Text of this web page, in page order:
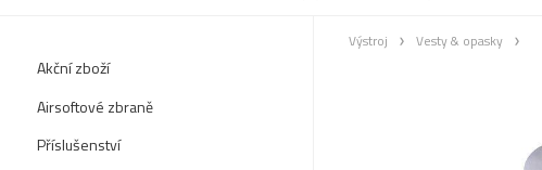
Akční zboží
Airsoftové zbraně
Příslušenství
Výstroj Vesty & opasky